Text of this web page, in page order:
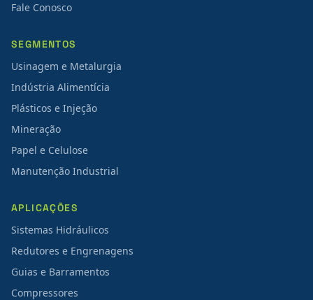
Fale Conosco
SEGMENTOS
Usinagem e Metalurgia
Indústria Alimentícia
Plásticos e Injeção
Mineração
Papel e Celulose
Manutenção Industrial
APLICAÇÕES
Sistemas Hidráulicos
Redutores e Engrenagens
Guias e Barramentos
Compressores